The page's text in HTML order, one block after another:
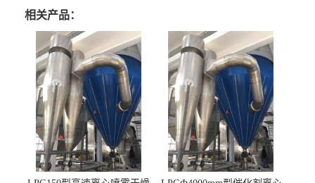
相关产品：